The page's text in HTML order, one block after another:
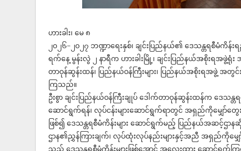
ဟားခါး၊ မေ ၈
၂၀၂၆−၂၀၂၇ ဘဏ္ဍာရေးနှစ်၊ ချင်းပြည်နယ်၏ ဒေသန္တရစီမံကိန်
ရက်နေ့ မွန်းလွဲ ၂ နာရီက ဟားခါးမြို့၊ ချင်းပြည်နယ်အစိုးရအဖွဲ့ရုံး
တာဝုန်ဆွန်းထန်၊ ပြည်နယ်ဝန်ကြီးများ၊ ပြည်နယ်အစိုးရအဖွဲ့ အ
ကြသည်။
ဦးစွာ ချင်းပြည်နယ်ဝန်ကြီးချုပ် ဒေါက်တာဝုန်ဆွန်းထန်က ဒေသန္
ဆောင်ရွက်ရန်၊ လုပ်ငန်းများဆောင်ရွက်ရာတွင် အရှည်ကိုမျှော်တွေ
ဖြစ်၍ ဒေသန္တရစီမံကိန်းများ ဆောင်ရွက်မည့် ပြည်နယ်အဆင့်ဌာနဆို
ဌာန၏ညွှန်ကြားချက်၊ လုပ်ထုံးလုပ်နည်းများနှင့်အညီ အရှည်ကိုမျှ
သည့် ဒေသန္တရစီမံကိန်းများဖြစ်အောင် အလေးထား ဆောင်ရွက်